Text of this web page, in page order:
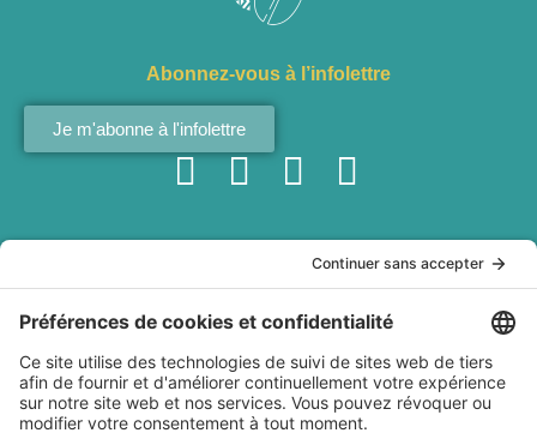
Abonnez-vous à l’infolettre
Je m'abonne à l'infolettre
interculturelles
Ateliers de
team building
Création de
Baladodiffusion
Websérie
Articles
À propos
Marianne
Lefebvre?
Livre Dans les
cuisines du
Politiques
confidentialité
Conditions
générales
d'utilisation